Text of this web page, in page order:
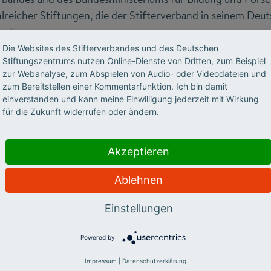
Stiftungen, die der Stifterverband in seinem
weiß McKinsey&Company um die
in allen Volkswirtschaften der Welt. Gerade für
ist die Qualität der Bildung ein
im Zentrum des gesellschaftlichen Engagements
bildet" sind gerade im vergangenen Jahrzehnt
Die Websites des Stifterverbandes und des Deutschen
Stiftungszentrums nutzen Online-Dienste von Dritten, zum Beispiel
zur Webanalyse, zum Abspielen von Audio- oder Videodateien und
zum Bereitstellen einer Kommentarfunktion. Ich bin damit
einverstanden und kann meine Einwilligung jederzeit mit Wirkung
für die Zukunft widerrufen oder ändern.
Akzeptieren
Ablehnen
Einstellungen
Powered by
Impressum Datenschutzerklärung